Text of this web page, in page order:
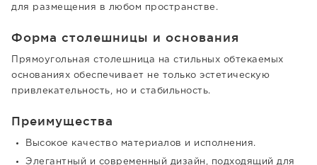
для размещения в любом пространстве.
Форма столешницы и основания
Прямоугольная столешница на стильных обтекаемых
основаниях обеспечивает не только эстетическую
привлекательность, но и стабильность.
Преимущества
Высокое качество материалов и исполнения.
Элегантный и современный дизайн, подходящий для